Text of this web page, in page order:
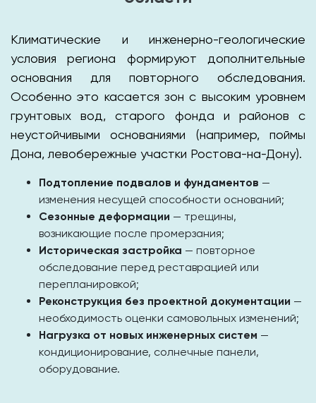
Климатические и инженерно-геологические
условия региона формируют дополнительные
основания для повторного обследования.
Особенно это касается зон с высоким уровнем
грунтовых вод, старого фонда и районов с
неустойчивыми основаниями (например, поймы
Дона, левобережные участки Ростова-на-Дону).
Подтопление подвалов и фундаментов —
изменения несущей способности оснований;
Сезонные деформации — трещины,
возникающие после промерзания;
Историческая застройка — повторное
обследование перед реставрацией или
перепланировкой;
Реконструкция без проектной документации —
необходимость оценки самовольных изменений;
Нагрузка от новых инженерных систем —
кондиционирование, солнечные панели,
оборудование.